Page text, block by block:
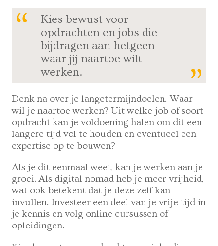
Kies bewust voor
opdrachten en jobs die
bijdragen aan hetgeen
waar jij naartoe wilt
werken.
Denk na over je langetermijndoelen. Waar
wil je naartoe werken? Uit welke job of soort
opdracht kan je voldoening halen om dit een
langere tijd vol te houden en eventueel een
expertise op te bouwen?
Als je dit eenmaal weet, kan je werken aan je
groei. Als digital nomad heb je meer vrijheid,
wat ook betekent dat je deze zelf kan
invullen. Investeer een deel van je vrije tijd in
je kennis en volg online cursussen of
opleidingen.